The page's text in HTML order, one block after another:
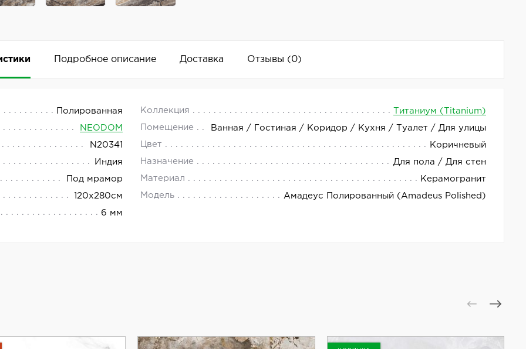
Подробное описание Доставка Отзывы (0)
Полированная Коллекция Титаниум (Titanium)
NEODOM Помещение Ванная / Гостиная / Коридор / Кухня / Туалет / Для улицы
N20341 Цвет Коричневый
Индия Назначение Для пола / Для стен
Под мрамор Материал Керамогранит
120x280см Модель Амадеус Полированный (Amadeus Polished)
6 мм
это высококачественный материал, который станет отличным выбором для отделки интерьера и
представляет собой сочетание элегантности и прочности.
идеальным для использования в помещениях с высокой проходимостью.
отделки, керамогранит Neodom Titanium Amadeus Polished — отличный выбор.
Добавить комментарий